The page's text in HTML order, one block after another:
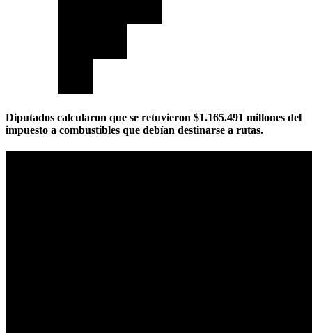
Diputados calcularon que se retuvieron $1.165.491 millones del
impuesto a combustibles que debían destinarse a rutas.